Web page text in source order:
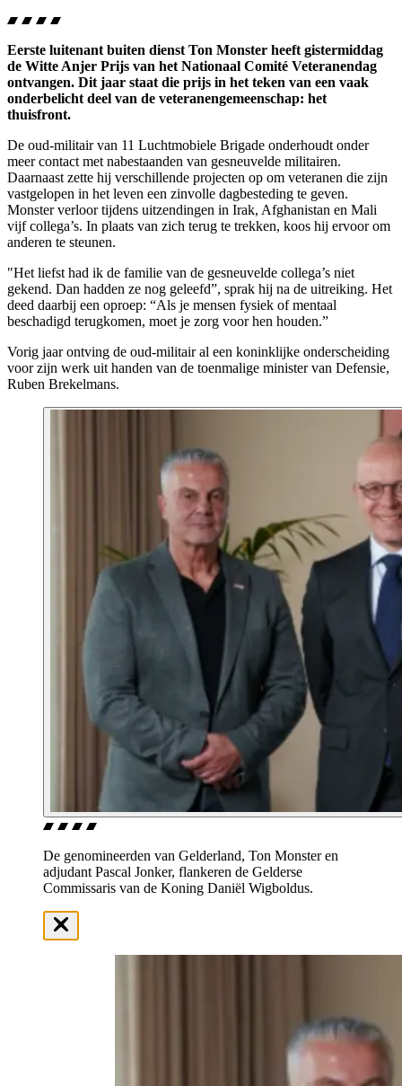
Eerste luitenant buiten dienst Ton Monster heeft gistermiddag
de Witte Anjer Prijs van het Nationaal Comité Veteranendag
ontvangen. Dit jaar staat die prijs in het teken van een vaak
onderbelicht deel van de veteranengemeenschap: het
thuisfront.
De oud-militair van 11 Luchtmobiele Brigade onderhoudt onder
meer contact met nabestaanden van gesneuvelde militairen.
Daarnaast zette hij verschillende projecten op om veteranen die zijn
vastgelopen in het leven een zinvolle dagbesteding te geven.
Monster verloor tijdens uitzendingen in Irak, Afghanistan en Mali
vijf collega’s. In plaats van zich terug te trekken, koos hij ervoor om
anderen te steunen.
"Het liefst had ik de familie van de gesneuvelde collega’s niet
gekend. Dan hadden ze nog geleefd”, sprak hij na de uitreiking. Het
deed daarbij een oproep: “Als je mensen fysiek of mentaal
beschadigd terugkomen, moet je zorg voor hen houden.”
Vorig jaar ontving de oud-militair al een koninklijke onderscheiding
voor zijn werk uit handen van de toenmalige minister van Defensie,
Ruben Brekelmans.
De genomineerden van Gelderland, Ton Monster en
adjudant Pascal Jonker, flankeren de Gelderse
Commissaris van de Koning Daniël Wigboldus.